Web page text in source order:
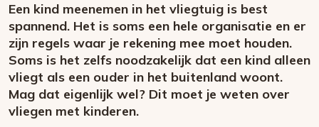
Een kind meenemen in het vliegtuig is best
spannend. Het is soms een hele organisatie en er
zijn regels waar je rekening mee moet houden.
Soms is het zelfs noodzakelijk dat een kind alleen
vliegt als een ouder in het buitenland woont.
Mag dat eigenlijk wel? Dit moet je weten over
vliegen met kinderen.